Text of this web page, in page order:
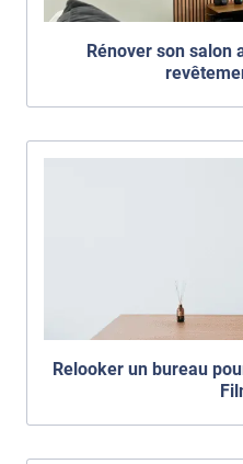
Rénover son salon
Relooker un bureau